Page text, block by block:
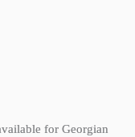
for Georgian